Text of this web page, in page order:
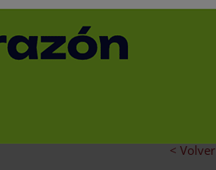
hacia la
< Volver